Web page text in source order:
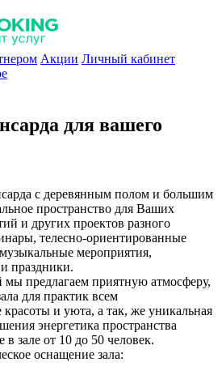
Акции Личный кабинет
для вашего
с деревянным полом и большим
пространство для Ваших
и других проектов разного
телесно-ориентированные
мероприятия,
праздники.
предлагаем приятную атмосферу,
для практик всем
и уюта, а так, же уникальная
энергетика пространства
зале от 10 до 50 человек.
оснащение зала: